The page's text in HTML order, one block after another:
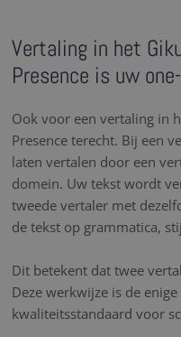
Vertaling in het
Presence is uw
Ook voor een vertaling in
Presence terecht. Bij een
laten vertalen door een
domein. Uw tekst wordt
tweede vertaler met
de tekst op grammatica,
Dit betekent dat twee
Deze werkwijze is de
kwaliteitsstandaard voor